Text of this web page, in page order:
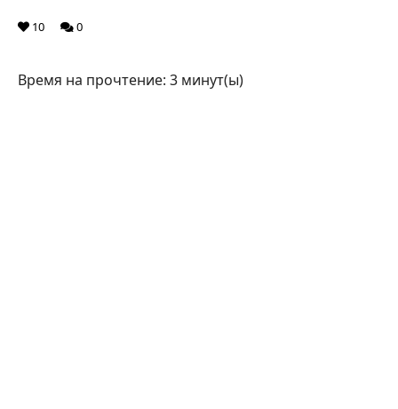
10 0
Время на прочтение: 3 минут(ы)